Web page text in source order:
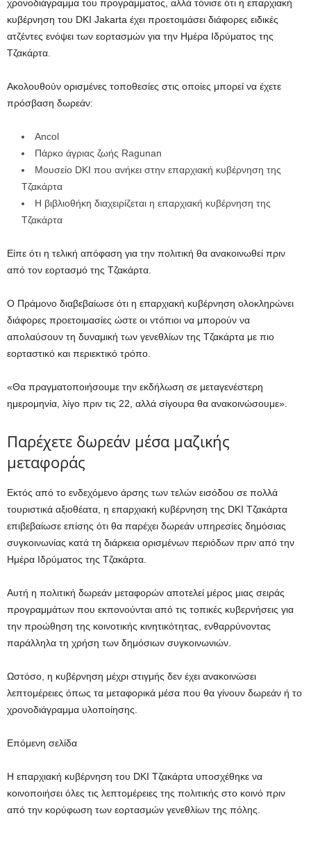
χρονοδιάγραμμα του προγράμματος, αλλά τόνισε ότι η επαρχιακή
κυβέρνηση του DKI Jakarta έχει προετοιμάσει διάφορες ειδικές
ατζέντες ενόψει των εορτασμών για την Ημέρα Ιδρύματος της
Τζακάρτα.
Ακολουθούν ορισμένες τοποθεσίες στις οποίες μπορεί να έχετε
πρόσβαση δωρεάν:
Ancol
Πάρκο άγριας ζωής Ragunan
Μουσείο DKI που ανήκει στην επαρχιακή κυβέρνηση της
Τζακάρτα
Η βιβλιοθήκη διαχειρίζεται η επαρχιακή κυβέρνηση της
Τζακάρτα
Είπε ότι η τελική απόφαση για την πολιτική θα ανακοινωθεί πριν
από τον εορτασμό της Τζακάρτα.
Ο Πράμονο διαβεβαίωσε ότι η επαρχιακή κυβέρνηση ολοκληρώνει
διάφορες προετοιμασίες ώστε οι ντόπιοι να μπορούν να
απολαύσουν τη δυναμική των γενεθλίων της Τζακάρτα με πιο
εορταστικό και περιεκτικό τρόπο.
«Θα πραγματοποιήσουμε την εκδήλωση σε μεταγενέστερη
ημερομηνία, λίγο πριν τις 22, αλλά σίγουρα θα ανακοινώσουμε».
Παρέχετε δωρεάν μέσα μαζικής
μεταφοράς
Εκτός από το ενδεχόμενο άρσης των τελών εισόδου σε πολλά
τουριστικά αξιοθέατα, η επαρχιακή κυβέρνηση της DKI Τζακάρτα
επιβεβαίωσε επίσης ότι θα παρέχει δωρεάν υπηρεσίες δημόσιας
συγκοινωνίας κατά τη διάρκεια ορισμένων περιόδων πριν από την
Ημέρα Ιδρύματος της Τζακάρτα.
Αυτή η πολιτική δωρεάν μεταφορών αποτελεί μέρος μιας σειράς
προγραμμάτων που εκπονούνται από τις τοπικές κυβερνήσεις για
την προώθηση της κοινοτικής κινητικότητας, ενθαρρύνοντας
παράλληλα τη χρήση των δημόσιων συγκοινωνιών.
Ωστόσο, η κυβέρνηση μέχρι στιγμής δεν έχει ανακοινώσει
λεπτομέρειες όπως τα μεταφορικά μέσα που θα γίνουν δωρεάν ή το
χρονοδιάγραμμα υλοποίησης.
Επόμενη σελίδα
Η επαρχιακή κυβέρνηση του DKI Τζακάρτα υποσχέθηκε να
κοινοποιήσει όλες τις λεπτομέρειες της πολιτικής στο κοινό πριν
από την κορύφωση των εορτασμών γενεθλίων της πόλης.